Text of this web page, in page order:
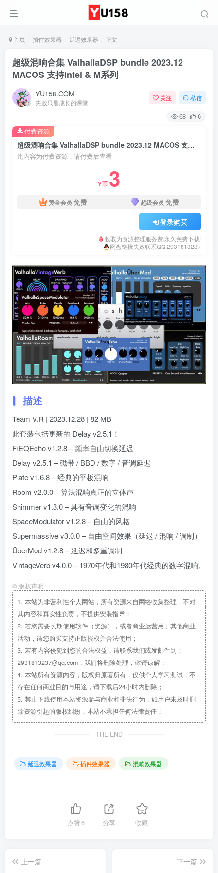
首页 插件效果器 延迟效果器 正文
超级混响合集 ValhallaDSP bundle 2023.12
MACOS 支持intel & M系列
YU158.COM
失败只是成长的课堂
关注 私信
68 6
超级混响合集 ValhallaDSP bundle 2023.12 MACOS 支持intel & M系列
此内容为付费资源，请付费后查看
Y币 3
黄金会员 免费 超级会员 免费
登录购买
收取为资源整理服务费,永久免费下载!
网盘链接失效联系QQ:2931813237
付费资源
描述
Team V.R | 2023.12.28 | 82 MB
此套装包括更新的 Delay v2.5.1！
FrEQEcho v1.2.8 – 频率自由切换延迟
Delay v2.5.1 – 磁带 / BBD / 数字 / 音调延迟
Plate v1.6.8 – 经典的平板混响
Room v2.0.0 – 算法混响真正的立体声
Shimmer v1.3.0 – 具有音调变化的混响
SpaceModulator v1.2.8 – 自由的风格
Supermassive v3.0.0 – 自由空间效果（延迟 / 混响 / 调制）
ÜberMod v1.2.8 – 延迟和多重调制
VintageVerb v4.0.0 – 1970年代和1980年代经典的数字混响。
© 版权声明
1. 本站为非营利性个人网站，所有资源来自网络收集整理，不对
其内容和真实性负责，不提供安装指导；
2. 若您需要长期使用软件（资源），或者商业运营用于其他商业
活动，请您购买支持正版授权并合法使用；
3. 若有内容侵犯到您的合法权益，请联系我们或发邮件到：
2931813237@qq.com，我们将删除处理，敬请谅解；
4. 本站所有资源内容，版权归原著所有，仅供个人学习测试，不
存在任何商业目的与用途，请下载后24小时内删除；
5. 禁止下载使用本站资源参与商业和非法行为，如用户未及时删
除资源引起的版权纠纷，本站不承担任何法律责任；
THE END
延迟效果器 插件效果器 混响效果器
点赞6 分享 收藏
上一篇
下一篇